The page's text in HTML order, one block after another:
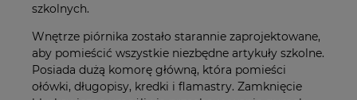
szkolnych.
Wnętrze piórnika zostało starannie zaprojektowane,
aby pomieścić wszystkie niezbędne artykuły szkolne.
Posiada dużą komorę główną, która pomieści
ołówki, długopisy, kredki i flamastry. Zamknięcie